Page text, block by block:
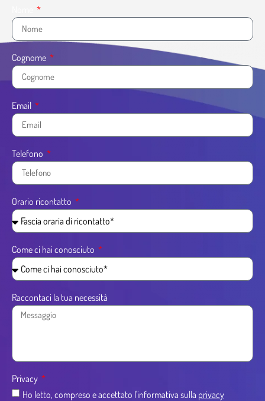
Cognome
Email
Telefono
Orario ricontatto
Come ci hai conosciuto
Raccontaci la tua necessità
Privacy
Ho letto, compreso e accettato l'informativa sulla privacy